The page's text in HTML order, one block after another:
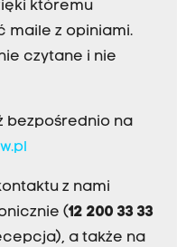
któremu
maile z opiniami.
czytane i nie
bezpośrednio na
z nami
(12 200 33 33
a także na